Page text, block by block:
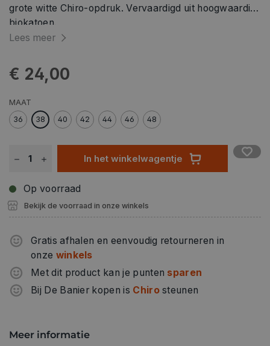
grote witte Chiro-opdruk. Vervaardigd uit hoogwaardig
biokatoen.
Lees meer
€ 24,00
MAAT
36
38 40 42 44 46 48
In het winkelwagentje
Op voorraad
Bekijk de voorraad in onze winkels
Gratis afhalen en eenvoudig retourneren in
onze winkels
Met dit product kan je punten sparen
Bij De Banier kopen is Chirosteunen
Meer informatie